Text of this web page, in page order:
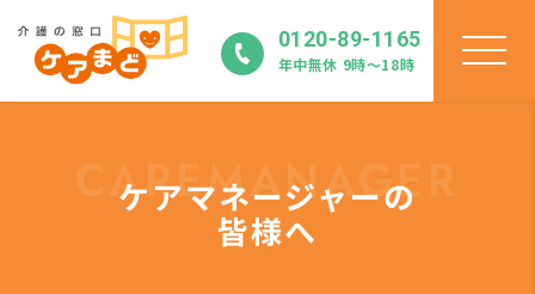
0120-89-1165
年中無休 9時〜18時
CAREMANAGER
ケアマネージャーの
皆様へ